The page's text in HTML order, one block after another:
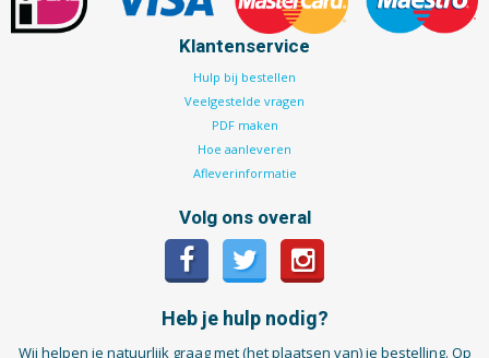
Klantenservice
Hulp bij bestellen
Veelgestelde vragen
PDF maken
Hoe aanleveren
Afleverinformatie
Volg ons overal
Heb je hulp nodig?
Wij helpen je natuurlijk graag met (het plaatsen van) je bestelling. Op